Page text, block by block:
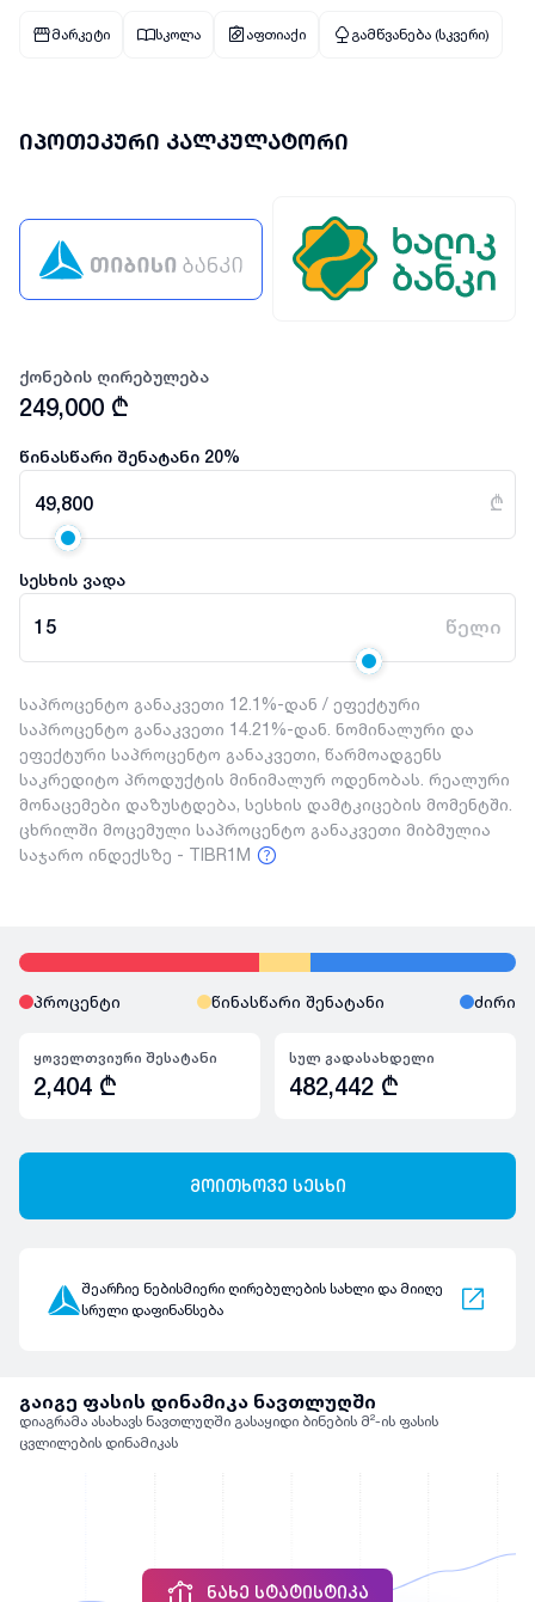
მარკეტი სკოლა აფთიაქი გამწვანება (სკვერი)
იპოთეკური კალკულატორი
ქონების ღირებულება
249,000 ₾
წინასწარი შენატანი 20%
49,800 ₾
სესხის ვადა
15 წელი
საპროცენტო განაკვეთი 12.1%-დან / ეფექტური
საპროცენტო განაკვეთი 14.21%-დან. ნომინალური და
ეფექტური საპროცენტო განაკვეთი, წარმოადგენს
საკრედიტო პროდუქტის მინიმალურ ოდენობას. რეალური
მონაცემები დაზუსტდება, სესხის დამტკიცების მომენტში.
ცხრილში მოცემული საპროცენტო განაკვეთი მიბმულია
საჯარო ინდექსზე - TIBR1M
პროცენტი წინასწარი შენატანი ძირი
ყოველთვიური შესატანი
2,404 ₾
სულ გადასახდელი
482,442 ₾
მოითხოვე სესხი
შეარჩიე ნებისმიერი ღირებულების სახლი და მიიღე
სრული დაფინანსება
გაიგე ფასის დინამიკა ნავთლუღში
დიაგრამა ასახავს ნავთლუღში გასაყიდი ბინების მ²-ის ფასის
ცვლილების დინამიკას
ᲜᲐᲮᲔ ᲡᲢᲐᲢᲘᲡᲢᲘᲙᲐ